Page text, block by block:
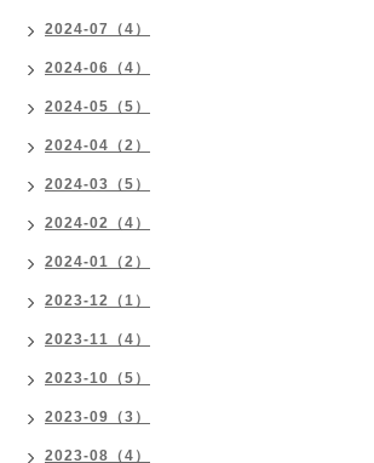
2024-07（4）
2024-06（4）
2024-05（5）
2024-04（2）
2024-03（5）
2024-02（4）
2024-01（2）
2023-12（1）
2023-11（4）
2023-10（5）
2023-09（3）
2023-08（4）